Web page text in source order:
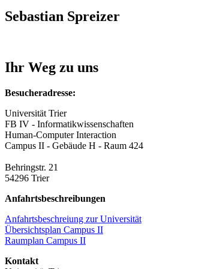
Sebastian Spreizer
Ihr Weg zu uns
Besucheradresse:
Universität Trier
FB IV - Informatikwissenschaften
Human-Computer Interaction
Campus II - Gebäude H - Raum 424
Behringstr. 21
54296 Trier
Anfahrtsbeschreibungen
Anfahrtsbeschreiung zur Universität
Übersichtsplan Campus II
Raumplan Campus II
Kontakt